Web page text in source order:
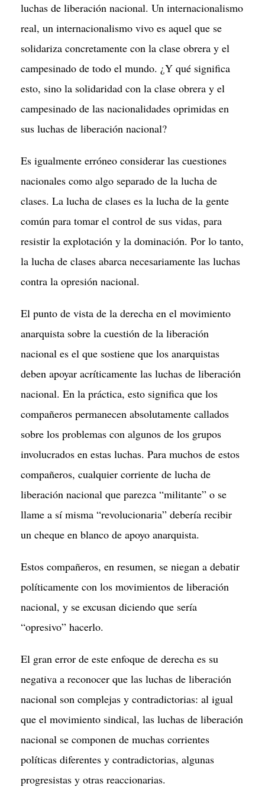
luchas de liberación nacional. Un internacionalismo
real, un internacionalismo vivo es aquel que se
solidariza concretamente con la clase obrera y el
campesinado de todo el mundo. ¿Y qué significa
esto, sino la solidaridad con la clase obrera y el
campesinado de las nacionalidades oprimidas en
sus luchas de liberación nacional?
Es igualmente erróneo considerar las cuestiones
nacionales como algo separado de la lucha de
clases. La lucha de clases es la lucha de la gente
común para tomar el control de sus vidas, para
resistir la explotación y la dominación. Por lo tanto,
la lucha de clases abarca necesariamente las luchas
contra la opresión nacional.
El punto de vista de la derecha en el movimiento
anarquista sobre la cuestión de la liberación
nacional es el que sostiene que los anarquistas
deben apoyar acríticamente las luchas de liberación
nacional. En la práctica, esto significa que los
compañeros permanecen absolutamente callados
sobre los problemas con algunos de los grupos
involucrados en estas luchas. Para muchos de estos
compañeros, cualquier corriente de lucha de
liberación nacional que parezca “militante” o se
llame a sí misma “revolucionaria” debería recibir
un cheque en blanco de apoyo anarquista.
Estos compañeros, en resumen, se niegan a debatir
políticamente con los movimientos de liberación
nacional, y se excusan diciendo que sería
“opresivo” hacerlo.
El gran error de este enfoque de derecha es su
negativa a reconocer que las luchas de liberación
nacional son complejas y contradictorias: al igual
que el movimiento sindical, las luchas de liberación
nacional se componen de muchas corrientes
políticas diferentes y contradictorias, algunas
progresistas y otras reaccionarias.